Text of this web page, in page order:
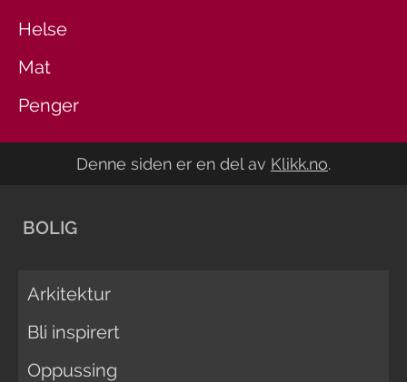
Helse
Mat
Penger
Denne siden er en del av Klikk.no.
BOLIG
Arkitektur
Bli inspirert
Oppussing